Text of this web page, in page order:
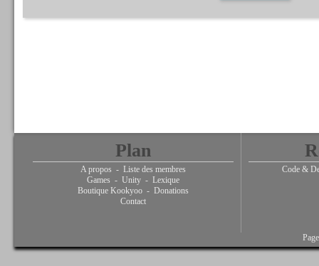
Plan
A propos - Liste des membres
Games - Unity - Lexique
Boutique Kookyoo - Donations
Contact
Code &